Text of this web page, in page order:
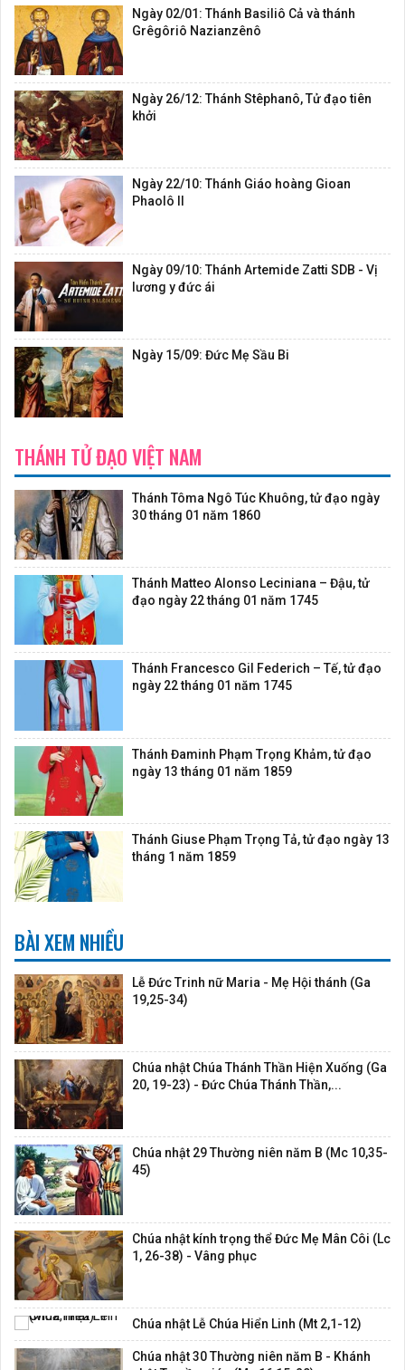
Ngày 02/01: Thánh Basiliô Cả và thánh
Grêgôriô Nazianzênô
Ngày 26/12: Thánh Stêphanô, Tử đạo tiên
khởi
Ngày 22/10: Thánh Giáo hoàng Gioan
Phaolô II
Ngày 09/10: Thánh Artemide Zatti SDB - Vị
lương y đức ái
Ngày 15/09: Đức Mẹ Sầu Bi
THÁNH TỬ ĐẠO VIỆT NAM
Thánh Tôma Ngô Túc Khuông, tử đạo ngày
30 tháng 01 năm 1860
Thánh Matteo Alonso Leciniana – Đậu, tử
đạo ngày 22 tháng 01 năm 1745
Thánh Francesco Gil Federich – Tế, tử đạo
ngày 22 tháng 01 năm 1745
Thánh Đaminh Phạm Trọng Khảm, tử đạo
ngày 13 tháng 01 năm 1859
Thánh Giuse Phạm Trọng Tả, tử đạo ngày 13
tháng 1 năm 1859
BÀI XEM NHIỀU
Lễ Đức Trinh nữ Maria - Mẹ Hội thánh (Ga
19,25-34)
Chúa nhật Chúa Thánh Thần Hiện Xuống (Ga
20, 19-23) - Đức Chúa Thánh Thần,...
Chúa nhật 29 Thường niên năm B (Mc 10,35-
45)
Chúa nhật kính trọng thể Đức Mẹ Mân Côi (Lc
1, 26-38) - Vâng phục
Chúa nhật Lễ Chúa Hiển Linh (Mt 2,1-12)
Chúa nhật 30 Thường niên năm B - Khánh